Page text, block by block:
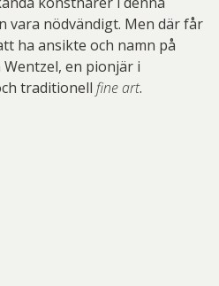
vara nödvändigt. Men där får
ha ansikte och namn på
en pionjär i
traditionell fine art.